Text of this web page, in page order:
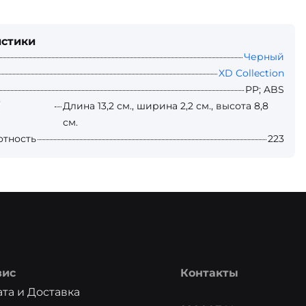
Черный
XD Collection
PP; ABS
Длина 13,2 см., ширина 2,2 см., высота 8,8
см.
223
и Доставка
Контакты